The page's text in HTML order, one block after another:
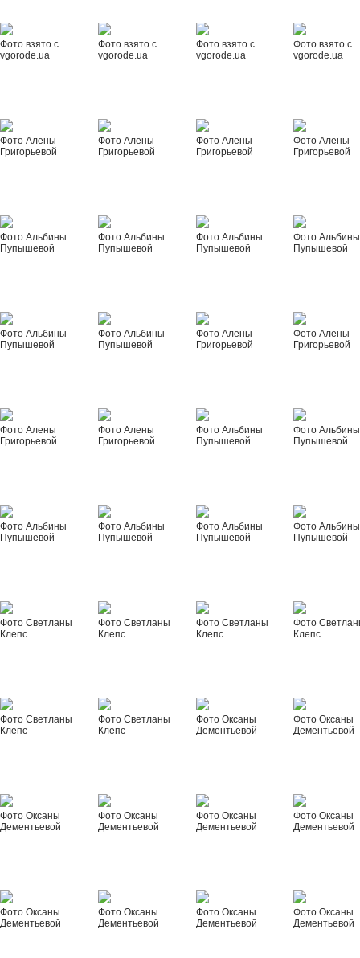
Фото взято с
vgorode.ua
Фото взято с
vgorode.ua
Фото взято с
vgorode.ua
Фото взято с
vgorode.ua
Фото Алены
Григорьевой
Фото Алены
Григорьевой
Фото Алены
Григорьевой
Фото Алены
Григорьевой
Фото Альбины
Пупышевой
Фото Альбины
Пупышевой
Фото Альбины
Пупышевой
Фото Альбины
Пупышевой
Фото Альбины
Пупышевой
Фото Альбины
Пупышевой
Фото Алены
Григорьевой
Фото Алены
Григорьевой
Фото Алены
Григорьевой
Фото Алены
Григорьевой
Фото Альбины
Пупышевой
Фото Альбины
Пупышевой
Фото Альбины
Пупышевой
Фото Альбины
Пупышевой
Фото Альбины
Пупышевой
Фото Альбины
Пупышевой
Фото Светланы
Клепс
Фото Светланы
Клепс
Фото Светланы
Клепс
Фото
Клепс
Фото Светланы
Клепс
Фото Светланы
Клепс
Фото Оксаны
Дементьевой
Фото Оксаны
Дементьевой
Фото Оксаны
Дементьевой
Фото Оксаны
Дементьевой
Фото Оксаны
Дементьевой
Фото Оксаны
Дементьевой
Фото Оксаны
Дементьевой
Фото Оксаны
Дементьевой
Фото Оксаны
Дементьевой
Фото Оксаны
Дементьевой